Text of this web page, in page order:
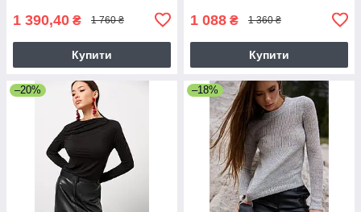
1 390,40 ₴ 1 760 ₴
Купити
1 088 ₴ 1 360 ₴
Купити
–20% –18%